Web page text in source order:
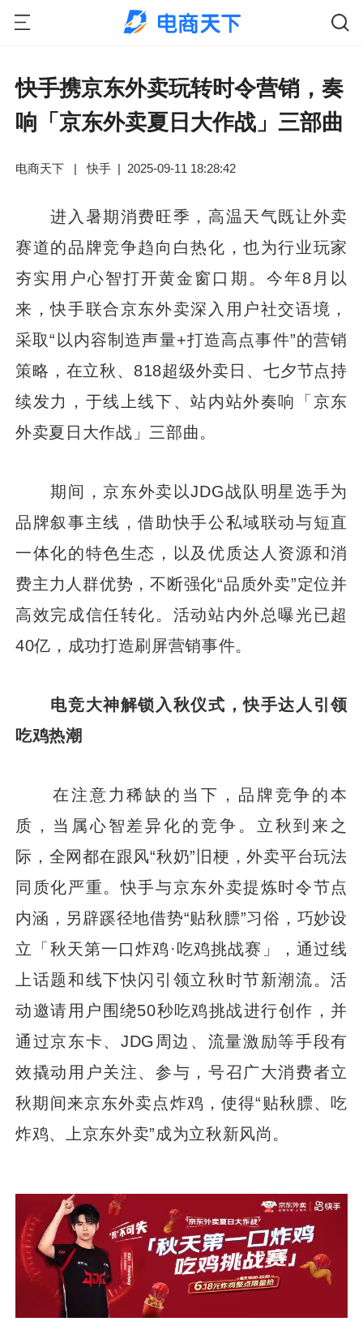
快手携京东外卖玩转时令营销，奏
响「京东外卖夏日大作战」三部曲
电商天下 | 快手 | 2025-09-11 18:28:42
进入暑期消费旺季，高温天气既让外卖
赛道的品牌竞争趋向白热化，也为行业玩家
夯实用户心智打开黄金窗口期。今年8月以
来，快手联合京东外卖深入用户社交语境，
采取“以内容制造声量+打造高点事件”的营销
策略，在立秋、818超级外卖日、七夕节点持
续发力，于线上线下、站内站外奏响「京东
外卖夏日大作战」三部曲。
期间，京东外卖以JDG战队明星选手为
品牌叙事主线，借助快手公私域联动与短直
一体化的特色生态，以及优质达人资源和消
费主力人群优势，不断强化“品质外卖”定位并
高效完成信任转化。活动站内外总曝光已超
40亿，成功打造刷屏营销事件。
电竞大神解锁入秋仪式，快手达人引领
吃鸡热潮
在注意力稀缺的当下，品牌竞争的本
质，当属心智差异化的竞争。立秋到来之
际，全网都在跟风“秋奶”旧梗，外卖平台玩法
同质化严重。快手与京东外卖提炼时令节点
内涵，另辟蹊径地借势“贴秋膘”习俗，巧妙设
立「秋天第一口炸鸡·吃鸡挑战赛」，通过线
上话题和线下快闪引领立秋时节新潮流。活
动邀请用户围绕50秒吃鸡挑战进行创作，并
通过京东卡、JDG周边、流量激励等手段有
效撬动用户关注、参与，号召广大消费者立
秋期间来京东外卖点炸鸡，使得“贴秋膘、吃
炸鸡、上京东外卖”成为立秋新风尚。